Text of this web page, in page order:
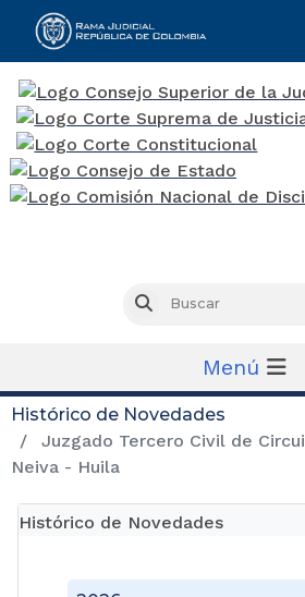
Buscar
Menú
Histórico de Novedades
Juzgado Tercero Civil de
Neiva - Huila
Histórico de Novedades